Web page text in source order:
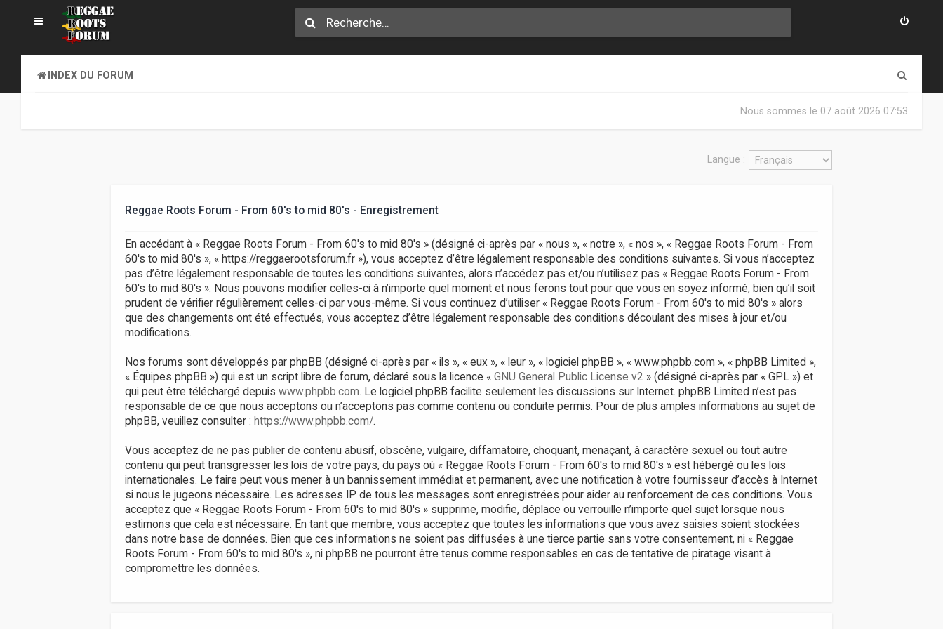
INDEX DU FORUM
Nous sommes le 07 août 2026 07:53
Langue :
Reggae Roots Forum - From 60's to mid 80's - Enregistrement
En accédant à « Reggae Roots Forum - From 60's to mid 80's » (désigné ci-après par « nous », « notre », « nos », « Reggae Roots Forum - From
60's to mid 80's », « https://reggaerootsforum.fr »), vous acceptez d’être légalement responsable des conditions suivantes. Si vous n’acceptez
pas d’être légalement responsable de toutes les conditions suivantes, alors n’accédez pas et/ou n’utilisez pas « Reggae Roots Forum - From
60's to mid 80's ». Nous pouvons modifier celles-ci à n’importe quel moment et nous ferons tout pour que vous en soyez informé, bien qu’il soit
prudent de vérifier régulièrement celles-ci par vous-même. Si vous continuez d’utiliser « Reggae Roots Forum - From 60's to mid 80's » alors
que des changements ont été effectués, vous acceptez d’être légalement responsable des conditions découlant des mises à jour et/ou
modifications.
Nos forums sont développés par phpBB (désigné ci-après par « ils », « eux », « leur », « logiciel phpBB », « www.phpbb.com », « phpBB Limited »,
« Équipes phpBB ») qui est un script libre de forum, déclaré sous la licence «GNU General Public License v2 » (désigné ci-après par « GPL ») et
qui peut être téléchargé depuiswww.phpbb.com. Le logiciel phpBB facilite seulement les discussions sur Internet. phpBB Limited n’est pas
responsable de ce que nous acceptons ou n’acceptons pas comme contenu ou conduite permis. Pour de plus amples informations au sujet de
phpBB, veuillez consulter : https://www.phpbb.com/.
Vous acceptez de ne pas publier de contenu abusif, obscène, vulgaire, diffamatoire, choquant, menaçant, à caractère sexuel ou tout autre
contenu qui peut transgresser les lois de votre pays, du pays où « Reggae Roots Forum - From 60's to mid 80's » est hébergé ou les lois
internationales. Le faire peut vous mener à un bannissement immédiat et permanent, avec une notification à votre fournisseur d’accès à Internet
si nous le jugeons nécessaire. Les adresses IP de tous les messages sont enregistrées pour aider au renforcement de ces conditions. Vous
acceptez que « Reggae Roots Forum - From 60's to mid 80's » supprime, modifie, déplace ou verrouille n’importe quel sujet lorsque nous
estimons que cela est nécessaire. En tant que membre, vous acceptez que toutes les informations que vous avez saisies soient stockées
dans notre base de données. Bien que ces informations ne soient pas diffusées à une tierce partie sans votre consentement, ni « Reggae
Roots Forum - From 60's to mid 80's », ni phpBB ne pourront être tenus comme responsables en cas de tentative de piratage visant à
compromettre les données.